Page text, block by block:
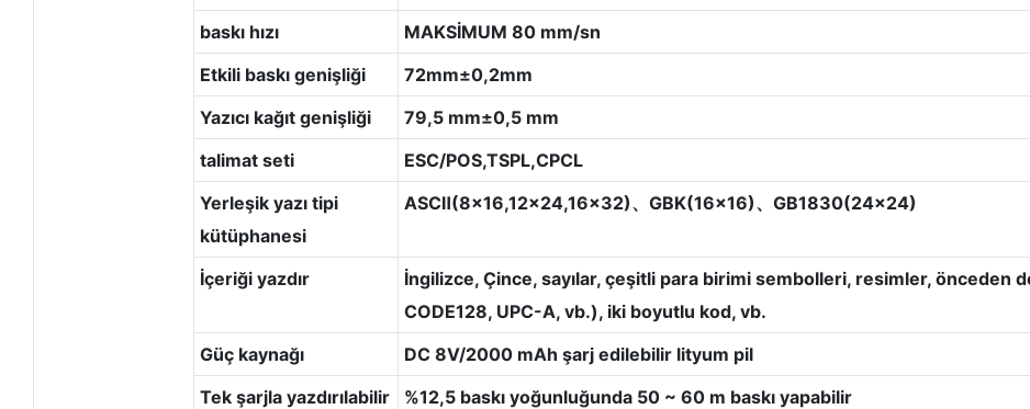
baskı hızı
MAKSİMUM 80 mm/sn
Etkili baskı genişliği
72mm±0,2mm
Yazıcı kağıt genişliği
79,5 mm±0,5 mm
talimat seti
ESC/POS,TSPL,CPCL
Yerleşik yazı tipi
kütüphanesi
ASCⅡ(8x16,12x24,16x32)、GBK(16x16)、GB1830(24x24)
İçeriği yazdır
İngilizce, Çince, sayılar, çeşitli para birimi sembolleri, resimler, önceden
CODE128, UPC-A, vb.), iki boyutlu kod, vb.
Güç kaynağı
DC 8V/2000 mAh şarj edilebilir lityum pil
Tek şarjla yazdırılabilir
%12,5 baskı yoğunluğunda 50 ~ 60 m baskı yapabilir